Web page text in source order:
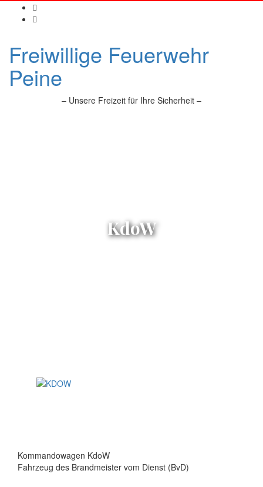
Freiwillige Feuerwehr
Peine
– Unsere Freizeit für Ihre Sicherheit –
KdoW
Kommandowagen KdoW
Fahrzeug des Brandmeister vom Dienst (BvD)